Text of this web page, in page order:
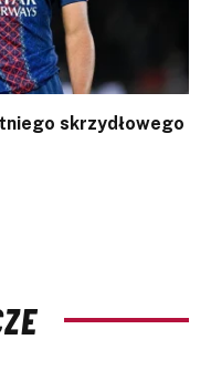
skrzydłowego